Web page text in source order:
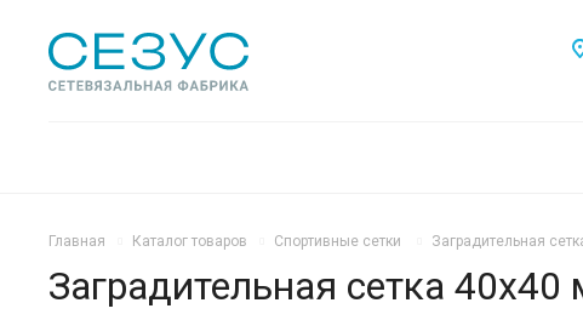
Главная Каталог товаров Спортивные сетки Заградительная
Заградительная сетка